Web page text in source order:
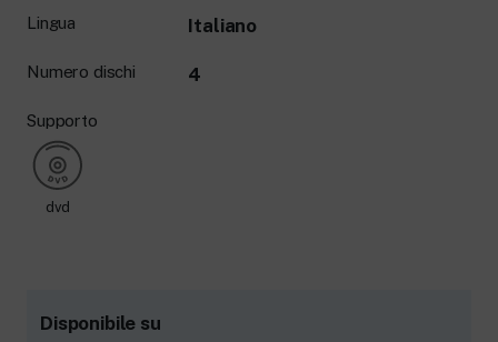
Lingua Italiano
Numero dischi 4
Supporto
dvd
Disponibile su